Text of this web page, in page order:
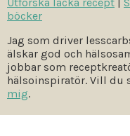
böcker
Jag som driver
älskar god och
jobbar som
hälsoinspiratör. Vill du
mig.